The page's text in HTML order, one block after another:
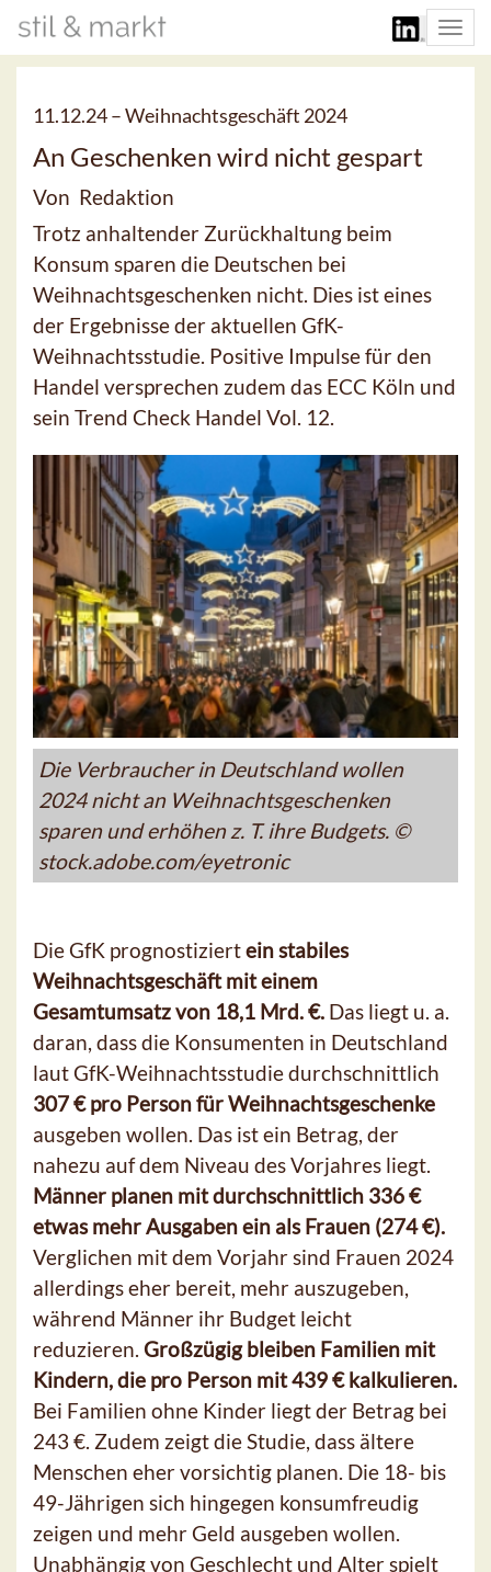
11.12.24 –Weihnachtsgeschäft 2024
An Geschenken wird nicht gespart
Von Redaktion
Trotz anhaltender Zurückhaltung beim
Konsum sparen die Deutschen bei
Weihnachtsgeschenken nicht. Dies ist eines
der Ergebnisse der aktuellen GfK-
Weihnachtsstudie. Positive Impulse für den
Handel versprechen zudem das ECC Köln und
sein Trend Check Handel Vol. 12.
Die Verbraucher in Deutschland wollen
2024 nicht an Weihnachtsgeschenken
sparen und erhöhen z. T. ihre Budgets. ©
stock.adobe.com/eyetronic
Die GfK prognostiziertein stabiles
Weihnachtsgeschäft mit einem
Gesamtumsatz von 18,1 Mrd. €. Das liegt u. a.
daran, dass die Konsumenten in Deutschland
laut GfK-Weihnachtsstudie durchschnittlich
307 € pro Person für Weihnachtsgeschenke
ausgeben wollen. Das ist ein Betrag, der
nahezu auf dem Niveau des Vorjahres liegt.
Männer planen mit durchschnittlich 336 €
etwas mehr Ausgaben ein als Frauen (274 €).
Verglichen mit dem Vorjahr sind Frauen 2024
allerdings eher bereit, mehr auszugeben,
während Männer ihr Budget leicht
reduzieren. Großzügig bleiben Familien mit
Kindern, die pro Person mit 439 € kalkulieren.
Bei Familien ohne Kinder liegt der Betrag bei
243 €. Zudem zeigt die Studie, dass ältere
Menschen eher vorsichtig planen. Die 18- bis
49-Jährigen sich hingegen konsumfreudig
zeigen und mehr Geld ausgeben wollen.
Unabhängig von Geschlecht und Alter spielt